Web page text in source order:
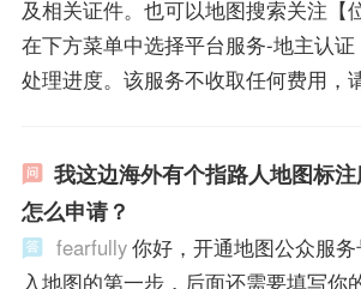
及相关证件。也可以地图搜索关注【
在下方菜单中选择平台服务-地主认
处理进度。该服务不收取任何费用，
我这边海外有个指路人地图标注
怎么申请？
fearfully你好，开通地图公众服
入地图的第一步，后面还需要填写你